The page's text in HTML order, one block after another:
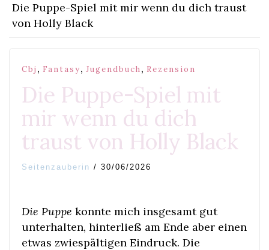
Die Puppe-Spiel mit mir wenn du dich traust
von Holly Black
Cbj , Fantasy, Jugendbuch, Rezension
Die Puppe-Spiel mit
mir wenn du dich
traust von Holly Black
Seitenzauberin / 30/06/2026
Die Puppe konnte mich insgesamt gut
unterhalten, hinterließ am Ende aber einen
etwas zwiespältigen Eindruck. Die